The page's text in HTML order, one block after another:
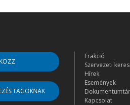
TAGOKNAK
Frakció
Szervezeti
Hírek
Események
Dokumentumtár
Kapcsolat